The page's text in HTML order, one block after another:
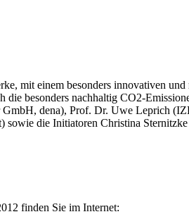
mit einem besonders innovativen
besonders nachhaltig CO2-
dena), Prof. Dr. Uwe Leprich
die Initiatoren Christina
finden Sie im Internet: